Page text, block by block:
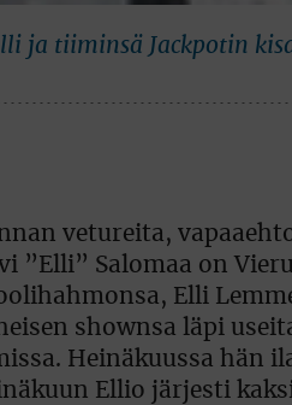
ja tiiminsä Jackpotin
vetureita,
”Elli” Salomaa on
Elli
shownsa läpi
Heinäkuussa hän
Ellio järjesti